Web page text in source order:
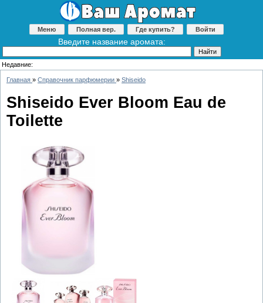
Меню Полная вер. Где купить? Войти
Введите название аромата:
Недавние:
Главная » Справочник парфюмерии » Shiseido
Shiseido Ever Bloom Eau de
Toilette